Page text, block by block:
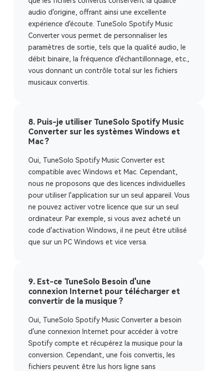
audio d'origine, offrant ainsi une excellente
expérience d'écoute. TuneSolo Spotify Music
Converter vous permet de personnaliser les
paramètres de sortie, tels que la qualité audio, le
débit binaire, la fréquence d'échantillonnage, etc.,
vous donnant un contrôle total sur les fichiers
musicaux convertis.
8. Puis-je utiliser TuneSolo Spotify Music
Converter sur les systèmes Windows et
Mac ?
Oui, TuneSolo Spotify Music Converter est
compatible avec Windows et Mac. Cependant,
nous ne proposons que des licences individuelles
pour utiliser l'application sur un seul appareil. Vous
ne pouvez activer votre licence que sur un seul
ordinateur. Par exemple, si vous avez acheté un
code d'activation Windows, il ne peut être utilisé
que sur un PC Windows et vice versa.
9. Est-ce TuneSolo Besoin d'une
connexion Internet pour télécharger et
convertir de la musique ?
Oui, TuneSolo Spotify Music Converter a besoin
d'une connexion Internet pour accéder à votre
Spotify compte et récupérez la musique pour la
conversion. Cependant, une fois convertis, les
fichiers peuvent être lus hors ligne sans